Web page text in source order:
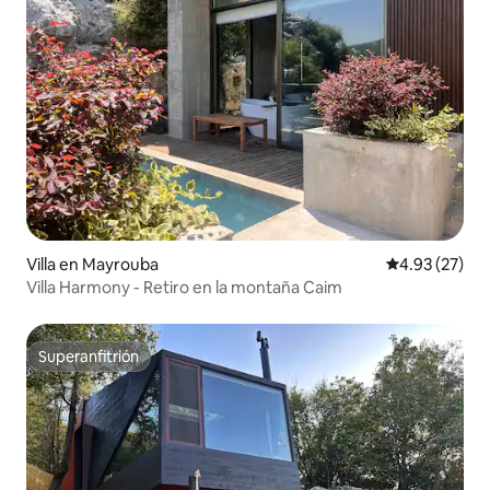
Villa en Mayrouba Calificación
4.93 (27)
Villa Harmony - Retiro en la montaña Caim
Superanfitrión
Superanfitrión